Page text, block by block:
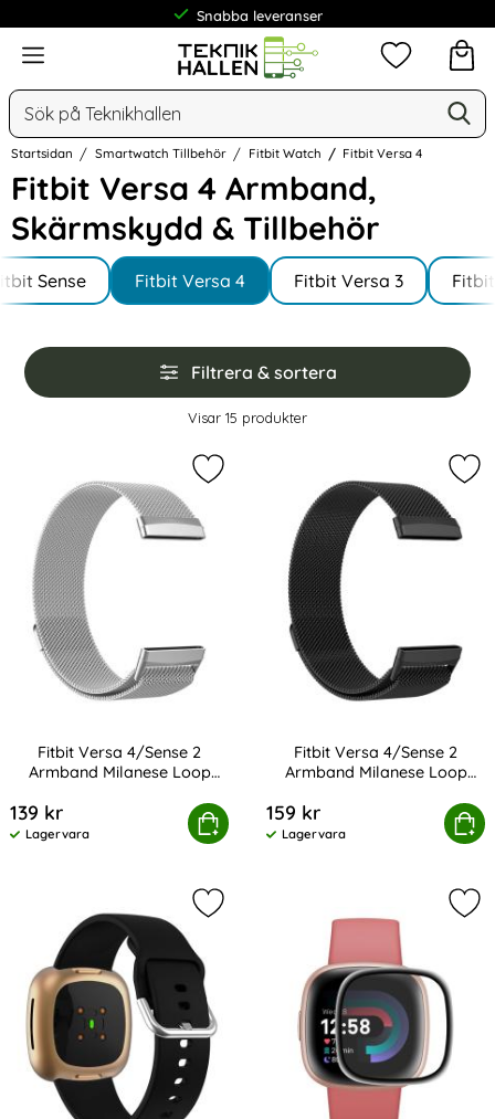
Frakt från 19 kr
Meny
Sök
Mina
Startsidan Smartwatch Tillbehör Fitbit Watch Fitbit Versa 4
Fitbit Versa 4 Armband,
Skärmskydd & Tillbehör
Hoppa
till
produkter
Underkategorier
Sense Fitbit Versa 4 Fitbit Versa 3
Hoppa
över
filtersektionen
Filtrera & sortera
Filtrera & sortera
Visar 15 produkter
Fitbit Versa 4/Sense 2
Armband Milanese Loop
139 kr
Tillgänglighet:
Lagervara
Köp
Versa 4/Sense 2 Armband Milanese Loop Silver
Markera fitbit Versa 4/Sense 2
Fitbit Versa 4/Sense 2
Armband Milanese Loop
159 kr
Tillgänglighet:
Lagervara
Köp
Fitbit Versa 4/Sense 2
Markera fitbit Versa 4/Sense 2